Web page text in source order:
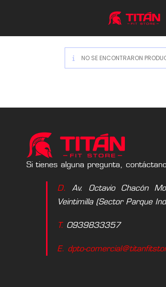
NO SE ENCONTRARON
Si tienes alguna pregunta,
D. Av. Octavio Chacón
Veintimilla (Sector Parque
T. 0939833357
E. dpto-